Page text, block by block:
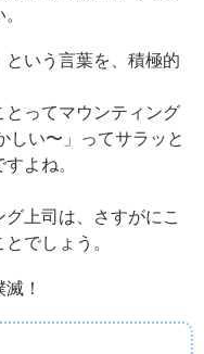
いう言葉を、積極的
ってマウンティング
しい〜」ってサラッと
よね。
上司は、さすがにこ
でしょう。
！